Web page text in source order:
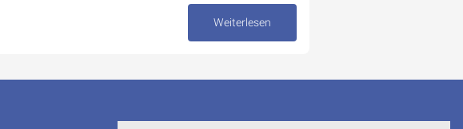
13. Februar 2026
Weiterlesen